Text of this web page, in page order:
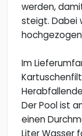
werden,
steigt. Dabei
Im
Der Pool ist
einen